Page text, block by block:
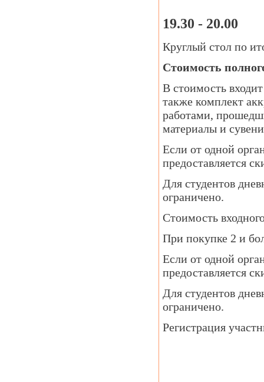
19.30 - 20.00
Круглый стол по
Стоимость
В стоимость
также комплект
работами,
материалы и
Если от одной
предоставляется
Для студентов
ограничено.
Стоимость
При покупке 2 и
Если от одной
предоставляется
Для студентов
ограничено.
Регистрация